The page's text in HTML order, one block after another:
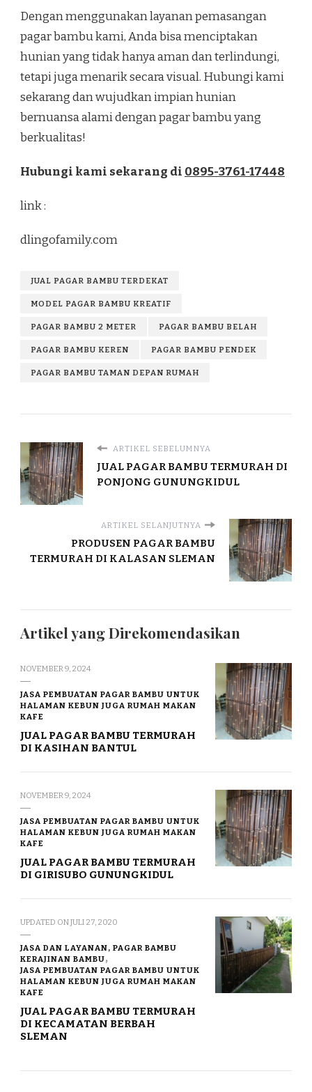
Dengan menggunakan layanan pemasangan
pagar bambu kami, Anda bisa menciptakan
hunian yang tidak hanya aman dan terlindungi,
tetapi juga menarik secara visual. Hubungi kami
sekarang dan wujudkan impian hunian
bernuansa alami dengan pagar bambu yang
berkualitas!
Hubungi kami sekarang di 0895-3761-17448
link :
dlingofamily.com
JUAL PAGAR BAMBU TERDEKAT
MODEL PAGAR BAMBU KREATIF
PAGAR BAMBU 2 METER PAGAR BAMBU BELAH
PAGAR BAMBU KEREN PAGAR BAMBU PENDEK
PAGAR BAMBU TAMAN DEPAN RUMAH
ARTIKEL SEBELUMNYA
JUAL PAGAR BAMBU TERMURAH DI
PONJONG GUNUNGKIDUL
ARTIKEL SELANJUTNYA
PRODUSEN PAGAR BAMBU
TERMURAH DI KALASAN SLEMAN
Artikel yang Direkomendasikan
NOVEMBER 9, 2024
JASA PEMBUATAN PAGAR BAMBU UNTUK
HALAMAN KEBUN JUGA RUMAH MAKAN
KAFE
JUAL PAGAR BAMBU TERMURAH
DI KASIHAN BANTUL
NOVEMBER 9, 2024
JASA PEMBUATAN PAGAR BAMBU UNTUK
HALAMAN KEBUN JUGA RUMAH MAKAN
KAFE
JUAL PAGAR BAMBU TERMURAH
DI GIRISUBO GUNUNGKIDUL
UPDATED ONJULI 27, 2020
JASA DAN LAYANAN, PAGAR BAMBU
KERAJINAN BAMBU
JASA PEMBUATAN PAGAR BAMBU UNTUK
HALAMAN KEBUN JUGA RUMAH MAKAN
KAFE
JUAL PAGAR BAMBU TERMURAH
DI KECAMATAN BERBAH
SLEMAN